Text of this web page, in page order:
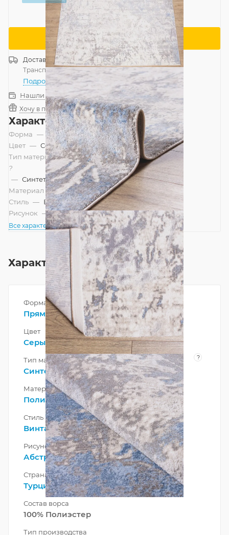
Сообщить о поступлении
ДоставкаРоссия
Транспортной компанией
— бесплатно
Подробнее
Нашли дешевле?
Хочу в подарок
Характеристики
Форма — Прямоугольник
Цвет — Серый, Голубой
Тип материала
?
— Синтетический
Материал — Полиэстер
Стиль — Винтажный, Лофт, Современный
Рисунок — Абстракция
Все характеристики
Характеристики
Форма
Прямоугольник
Цвет
Серый,Голубой
Тип материала ?
Синтетический
Материал
Полиэстер
Стиль
Винтажный,Лофт,Современный
Рисунок
Абстракция
Страна
Турция
Состав ворса
100% Полиэстер
Тип производства